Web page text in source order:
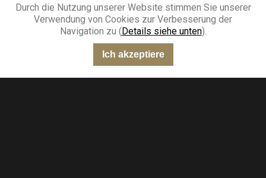
Durch die Nutzung unserer Website stimmen Sie unserer
Verwendung von Cookies zur Verbesserung der
Navigation zu (Details siehe unten).
Ich akzeptiere
“Sehr gut”